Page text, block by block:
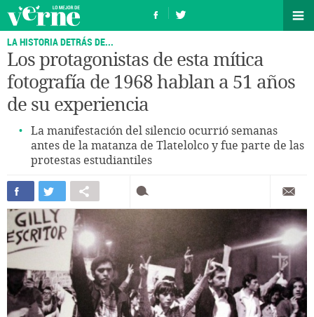
LA HISTORIA DETRÁS DE...
Los protagonistas de esta mítica
fotografía de 1968 hablan a 51 años
de su experiencia
La manifestación del silencio ocurrió semanas
antes de la matanza de Tlatelolco y fue parte de las
protestas estudiantiles